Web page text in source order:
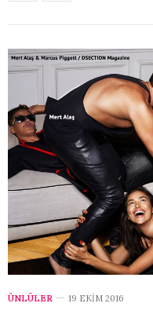
ÜNLÜLER 19 EKIM 2016